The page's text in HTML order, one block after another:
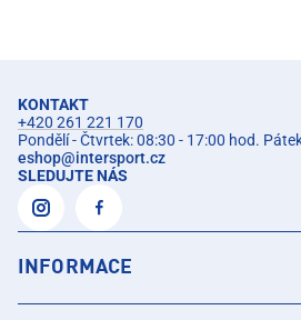
KONTAKT
+420 261 221 170
Pondělí - Čtvrtek: 08:30 - 17:00 hod.
eshop@intersport.cz
SLEDUJTE NÁS
INFORMACE